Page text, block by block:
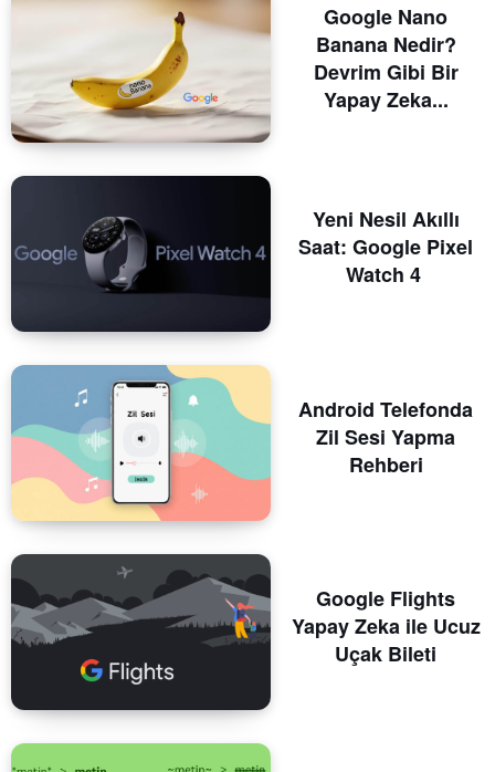
Google Nano
Banana Nedir?
Devrim Gibi Bir
Yapay Zeka...
Yeni Nesil Akıllı
Saat: Google Pixel
Watch 4
Android Telefonda
Zil Sesi Yapma
Rehberi
Google Flights
Yapay Zeka ile Ucuz
Uçak Bileti